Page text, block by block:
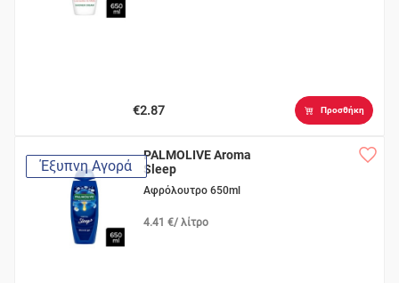
€2.87 Προσθήκη
Έξυπνη Αγορά
PALMOLIVE Aroma
Sleep
Αφρόλουτρο 650ml
4.41 €/ λίτρο